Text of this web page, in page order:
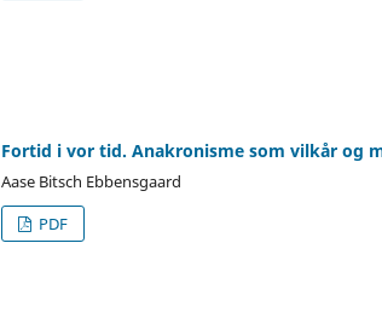
Fortid i vor tid. Anakronisme som vilkår og
Aase Bitsch Ebbensgaard
PDF